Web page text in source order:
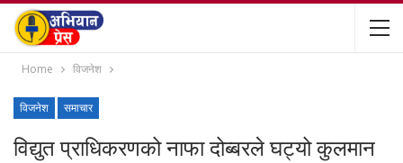
Home विजनेश
विजनेश समाचार
विद्युत प्राधिकरणको नाफा दोब्बरले घट्यो कुलमान